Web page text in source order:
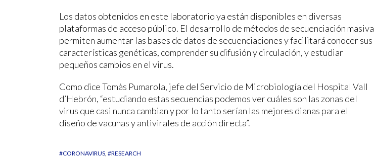
Los datos obtenidos en este laboratorio ya están disponibles en diversas
plataformas de acceso público. El desarrollo de métodos de secuenciación masiva
permiten aumentar las bases de datos de secuenciaciones y facilitará conocer sus
características genéticas, comprender su difusión y circulación, y estudiar
pequeños cambios en el virus.
Como dice Tomàs Pumarola, jefe del Servicio de Microbiología del Hospital Vall
d’Hebrón, “estudiando estas secuencias podemos ver cuáles son las zonas del
virus que casi nunca cambian y por lo tanto serían las mejores dianas para el
diseño de vacunas y antivirales de acción directa”.
#CORONAVIRUS #RESEARCH